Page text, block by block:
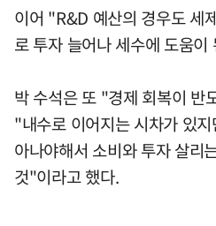
이어 "R&D 예산의 경우도 세
로 투자 늘어나 세수에 도움
박 수석은 또 "경제 회복이 반
"내수로 이어지는 시차가 있
아나야해서 소비와 투자 살리
것"이라고 했다.